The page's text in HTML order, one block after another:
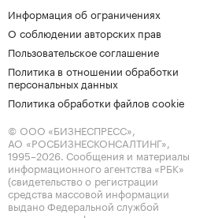
Информация об ограничениях
О соблюдении авторских прав
Пользовательское соглашение
Политика в отношении обработки
персональных данных
Политика обработки файлов cookie
© ООО «БИЗНЕСПРЕСС»,
АО «РОСБИЗНЕСКОНСАЛТИНГ»,
1995–2026. Сообщения и материалы
информационного агентства «РБК»
(свидетельство о регистрации
средства массовой информации
выдано Федеральной службой